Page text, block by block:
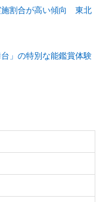
施割合が高い傾向 東北
」の特別な能鑑賞体験